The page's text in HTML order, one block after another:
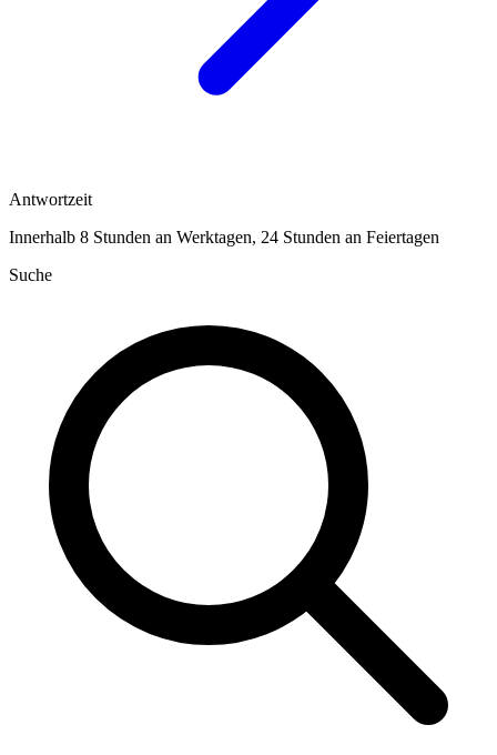
Antwortzeit
Innerhalb 8 Stunden an Werktagen, 24 Stunden an Feiertagen
Suche